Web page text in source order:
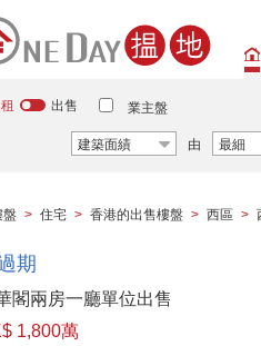
出售 業主盤
建築面績 由 最細
盤 > 住宅 > 香港的出售樓盤 > 西區 >
期
閣兩房一廳單位出售
1,800萬